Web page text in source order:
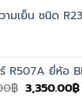
ามเย็น ชนิด R23
R507A ยี่ห้อ
฿ Original
3,350.00฿